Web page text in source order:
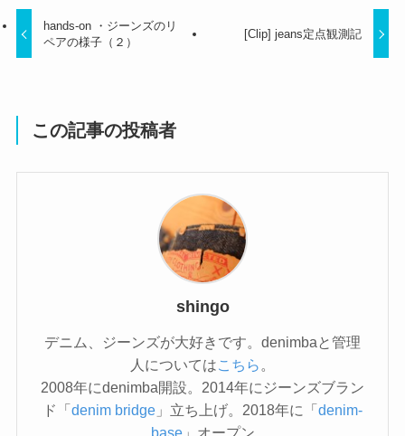
hands-on ・ジーンズのリ
ペアの様子（２）
[Clip] jeans定点観測記
この記事の投稿者
shingo
デニム、ジーンズが大好きです。denimbaと管理
人についてはこちら 。
2008年にdenimba開設。2014年にジーンズブラン
ド「denim bridge 」立ち上げ。2018年に「denim-
base」オープン